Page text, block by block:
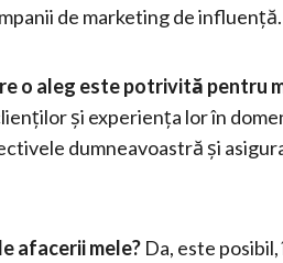
de marketing de influență.
o aleg este potrivită pentru
și experiența lor în
dumneavoastră și
afacerii mele? Da, este